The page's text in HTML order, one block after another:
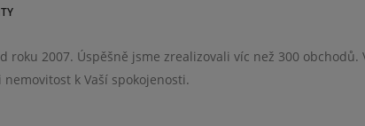
roku 2007. Úspěšně jsme zrealizovali víc než 300 obchodů.
k Vaší spokojenosti.